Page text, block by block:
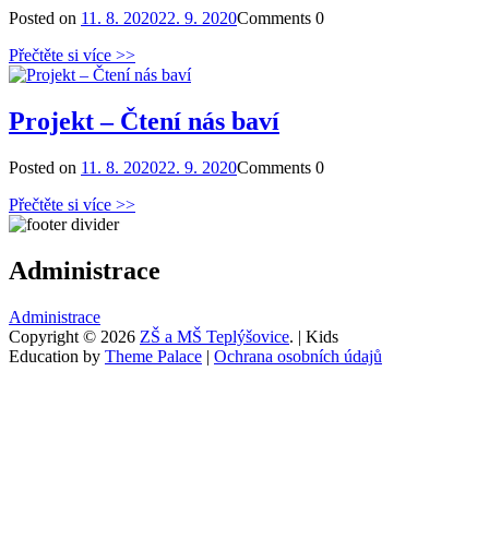
Posted on 11. 8. 202022. 9. 2020Comments 0
Přečtěte si více >>
Projekt – Čtení nás baví
Posted on 11. 8. 202022. 9. 2020Comments 0
Přečtěte si více >>
Administrace
Administrace
Copyright © 2026 ZŠ a MŠ Teplýšovice. | Kids
Education by Theme Palace | Ochrana osobních údajů